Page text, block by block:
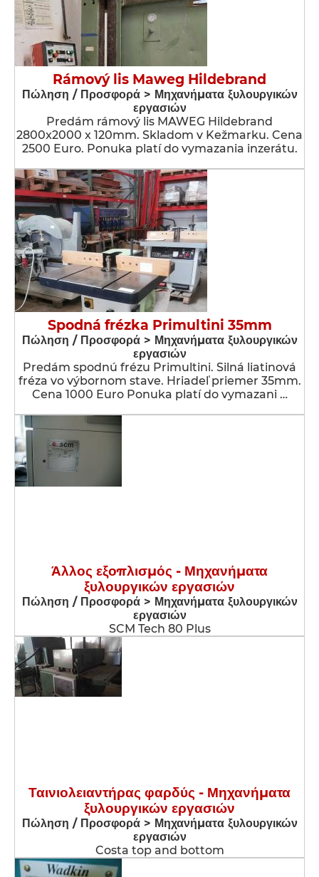
Rámový lis Maweg Hildebrand
Πώληση / Προσφορά > Μηχανήματα ξυλουργικών
εργασιών
Predám rámový lis MAWEG Hildebrand
2800x2000 x 120mm. Skladom v Kežmarku. Cena
2500 Euro. Ponuka platí do vymazania inzerátu.
Spodná frézka Primultini 35mm
Πώληση / Προσφορά > Μηχανήματα ξυλουργικών
εργασιών
Predám spodnú frézu Primultini. Silná liatinová
fréza vo výbornom stave. Hriadeľ priemer 35mm.
Cena 1000 Euro Ponuka platí do vymazani …
Άλλος εξοπλισμός - Μηχανήματα
ξυλουργικών εργασιών
Πώληση / Προσφορά > Μηχανήματα ξυλουργικών
εργασιών
SCM Tech 80 Plus
Ταινιολειαντήρας φαρδύς - Μηχανήματα
ξυλουργικών εργασιών
Πώληση / Προσφορά > Μηχανήματα ξυλουργικών
εργασιών
Costa top and bottom